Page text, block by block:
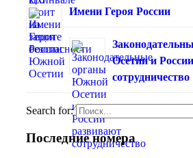
Имени Героя России
Осетии и
сотрудничество
Search for:
Последние номера